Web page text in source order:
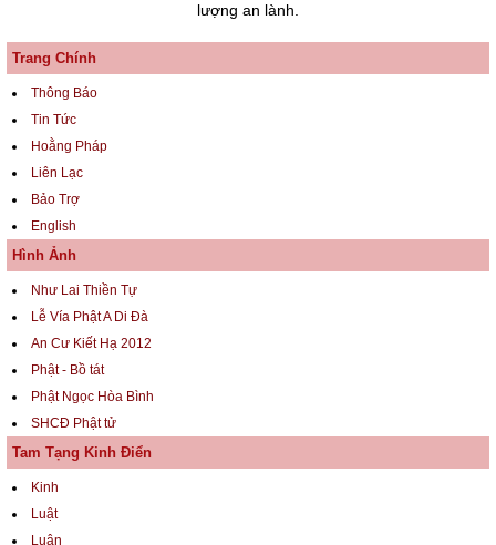
lượng an lành.
Trang Chính
Thông Báo
Tin Tức
Hoằng Pháp
Liên Lạc
Bảo Trợ
English
Hình Ảnh
Như Lai Thiền Tự
Lễ Vía Phật A Di Đà
An Cư Kiết Hạ 2012
Phật - Bồ tát
Phật Ngọc Hòa Bình
SHCĐ Phật tử
Tam Tạng Kinh Điển
Kinh
Luật
Luận